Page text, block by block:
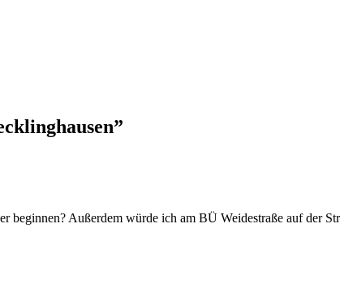
”
beginnen? Außerdem würde ich am BÜ Weidestraße auf der